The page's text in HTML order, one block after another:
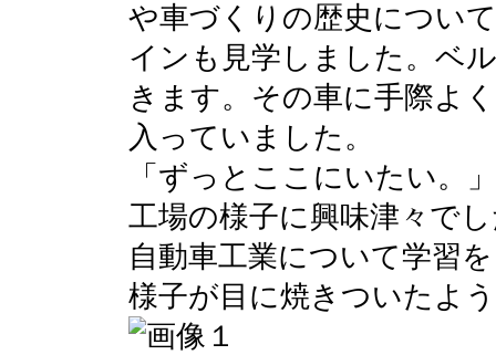
や車づくりの歴史につい
インも見学しました。ベ
きます。その車に手際よ
入っていました。
「ずっとここにいたい。
工場の様子に興味津々で
自動車工業について学習
様子が目に焼きついたよ